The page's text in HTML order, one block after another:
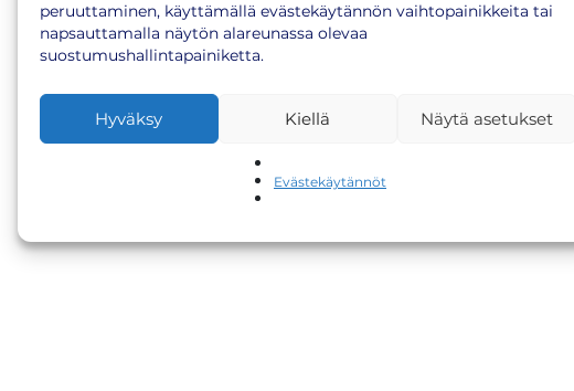
peruuttaminen, käyttämällä evästekäytännön vaihtopainikkeita tai
napsauttamalla näytön alareunassa olevaa
suostumushallintapainiketta.
Hyväksy Kiellä Näytä asetukset
Evästekäytännöt